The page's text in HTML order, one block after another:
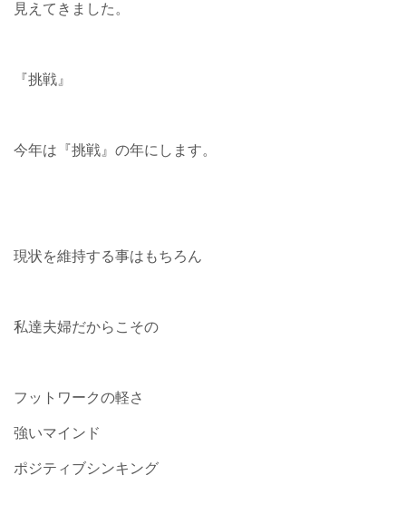
見えてきました。
『挑戦』
今年は『挑戦』の年にします。
現状を維持する事はもちろん
私達夫婦だからこその
フットワークの軽さ
強いマインド
ポジティブシンキング